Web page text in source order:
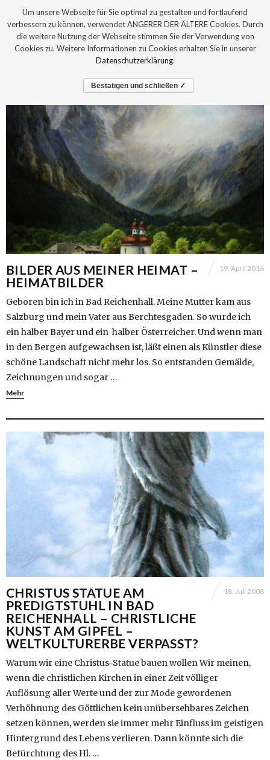
BILDER AUS MEINER HEIMAT –
HEIMATBILDER
19. April 2016
Geboren bin ich in Bad Reichenhall. Meine Mutter kam aus
Salzburg und mein Vater aus Berchtesgaden. So wurde ich
ein halber Bayer und ein halber Österreicher. Und wenn man
in den Bergen aufgewachsen ist, läßt einen als Künstler diese
schöne Landschaft nicht mehr los. So entstanden Gemälde,
Zeichnungen und sogar …
Mehr
CHRISTUS STATUE AM
PREDIGTSTUHL IN BAD
REICHENHALL – CHRISTLICHE
KUNST AM GIPFEL –
WELTKULTURERBE VERPASST?
18. Juli 2008
Warum wir eine Christus-Statue bauen wollen Wir meinen,
wenn die christlichen Kirchen in einer Zeit völliger
Auflösung aller Werte und der zur Mode gewordenen
Verhöhnung des Göttlichen kein unübersehbares Zeichen
setzen können, werden sie immer mehr Einfluss im geistigen
Hintergrund des Lebens verlieren. Dann könnte sich die
Befürchtung des Hl. …
Um unsere Webseite für Sie optimal zu gestalten und fortlaufend
verbessern zu können, verwendet ANGERER DER ÄLTERE Cookies. Durch
die weitere Nutzung der Webseite stimmen Sie der Verwendung von
Cookies zu. Weitere Informationen zu Cookies erhalten Sie in unserer
Datenschutzerklärung.
Bestätigen und schließen ✓